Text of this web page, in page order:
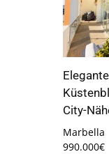
City-
Marbella
990.000€